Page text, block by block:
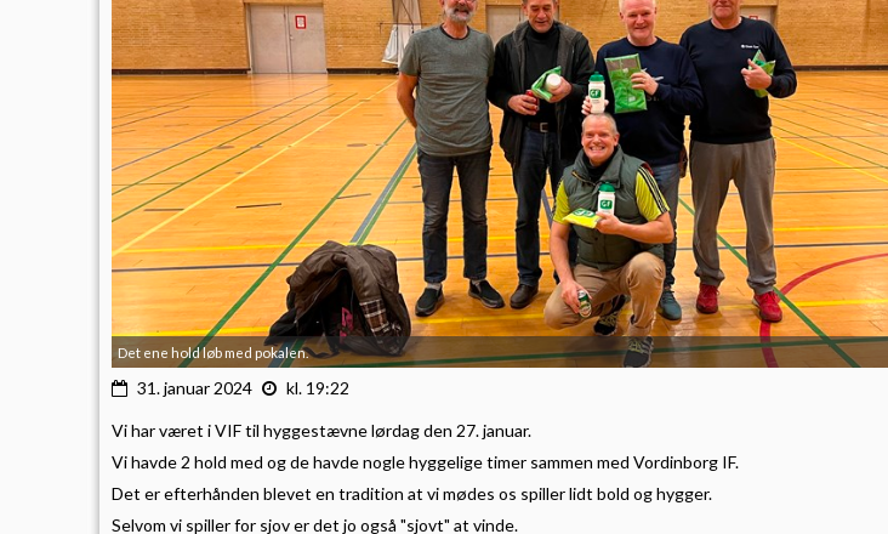
Det ene hold løb med pokalen.
31. januar 2024 kl. 19:22
Vi har været i VIF til hyggestævne lørdag den 27. januar.
Vi havde 2 hold med og de havde nogle hyggelige timer sammen med Vordinborg IF.
Det er efterhånden blevet en tradition at vi mødes os spiller lidt bold og hygger.
Selvom vi spiller for sjov er det jo også "sjovt" at vinde.